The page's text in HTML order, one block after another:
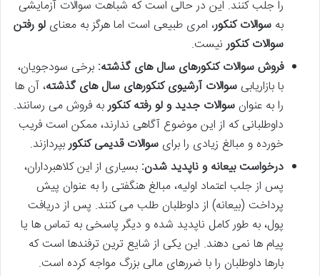
را جلب کنند. این در حالی است که شباهت سوالات آزمایشی
به سوالات کنکور، امری طبیعی است اما هرگز به معنای لو رفتن
سوالات کنکورنیست.
فروش سوالات کنکورهای سال های گذشته: برخی سودجویان،
با بازاریابی سوالات آرشیوی کنکورهای سال های گذشته، آن ها
را به عنوان سوالات جدید و لو رفته کنکوربه فروش می رسانند.
داوطلبانی که از این موضوع آگاهی ندارند، ممکن است فریب
خورده و مبالغ زیادی را برای سوالات قدیمی کنکوربپردازند.
درخواست بیعانه و ناپدید شدن: بسیاری از این کلاهبرداران،
پس از جلب اعتماد اولیه، مبالغ هنگفتی را به عنوان پیش
پرداخت (بیعانه) از داوطلبان طلب می کنند. پس از دریافت
پول، به طور کامل ناپدید شده و دیگر پاسخی به تماس ها یا
پیام ها نمی دهند. این یکی از شایع ترین ترفندها است که
بارها داوطلبان را با ضررهای مالی بزرگ مواجه کرده است.